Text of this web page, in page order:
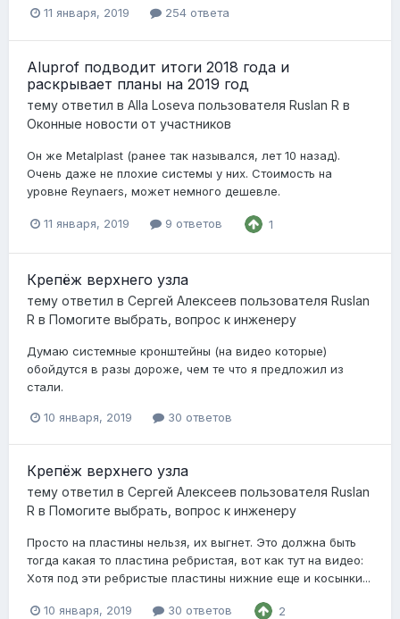
11 января, 2019 254 ответа
Aluprof подводит итоги 2018 года и
раскрывает планы на 2019 год
тему ответил в Alla Loseva пользователя Ruslan R в
Оконные новости от участников
Он же Metalplast (ранее так назывался, лет 10 назад).
Очень даже не плохие системы у них. Стоимость на
уровне Reynaers, может немного дешевле.
11 января, 2019 9 ответов 1
Крепёж верхнего узла
тему ответил в Сергей Алексеев пользователя Ruslan
R в Помогите выбрать, вопрос к инженеру
Думаю системные кронштейны (на видео которые)
обойдутся в разы дороже, чем те что я предложил из
стали.
10 января, 2019 30 ответов
Крепёж верхнего узла
тему ответил в Сергей Алексеев пользователя Ruslan
R в Помогите выбрать, вопрос к инженеру
Просто на пластины нельзя, их выгнет. Это должна быть
тогда какая то пластина ребристая, вот как тут на видео:
Хотя под эти ребристые пластины нижние еще и косынки...
10 января, 2019 30 ответов 2